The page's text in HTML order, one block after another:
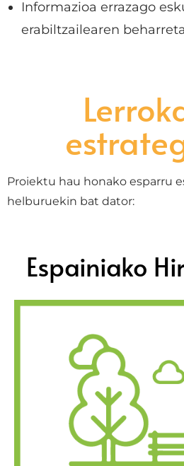
Informazioa errazago
erabiltzailearen
Proiektu hau honako esparru
helburuekin bat dator:
Espainiako